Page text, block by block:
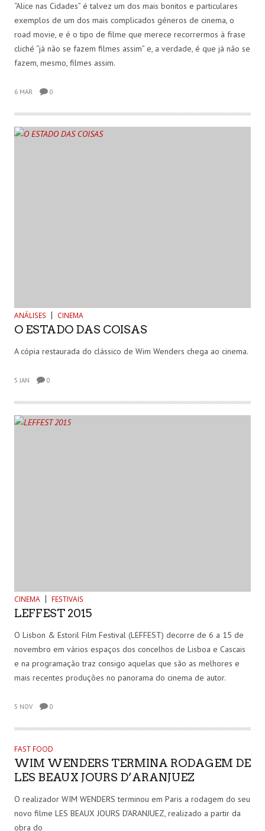
“Alice nas Cidades” é talvez um dos mais bonitos e particulares
exemplos de um dos mais complicados géneros de cinema, o
road movie, e é o tipo de filme que merece recorrermos à frase
cliché “já não se fazem filmes assim” e, a verdade, é que já não se
fazem, mesmo, filmes assim.
6 MAR 0
ANÁLISES CINEMA
O ESTADO DAS COISAS
A cópia restaurada do clássico de Wim Wenders chega ao cinema.
5 JAN 0
CINEMA FESTIVAIS
LEFFEST 2015
O Lisbon & Estoril Film Festival (LEFFEST) decorre de 6 a 15 de
novembro em vários espaços dos concelhos de Lisboa e Cascais
e na programação traz consigo aquelas que são as melhores e
mais recentes produções no panorama do cinema de autor.
5 NOV 0
FAST FOOD
WIM WENDERS TERMINA RODAGEM DE
LES BEAUX JOURS D’ARANJUEZ
O realizador WIM WENDERS terminou em Paris a rodagem do seu
novo filme LES BEAUX JOURS D’ARANJUEZ, realizado a partir da
obra do